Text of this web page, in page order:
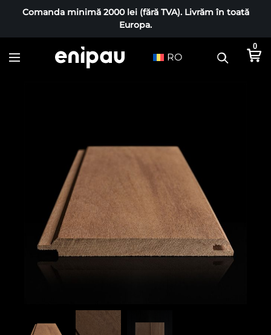
Comanda minimă 2000 lei (fără TVA). Livrăm în toată
Europa.
RO
0